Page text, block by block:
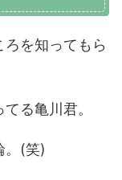
を知ってもら
る亀川君。
。(笑)